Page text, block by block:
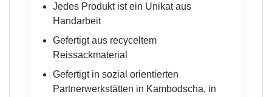
Jedes Produkt ist ein Unikat aus
Handarbeit
Gefertigt aus recyceltem
Reissackmaterial
Gefertigt in sozial orientierten
Partnerwerkstätten in Kambodscha, in